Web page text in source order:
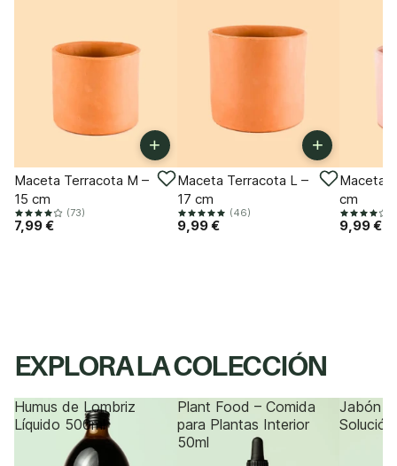
+
Maceta Terracota M –
15 cm
(73)
7,99 €
+
Maceta Terracota L –
17 cm
(46)
9,99 €
Maceta
cm
9,99 €
EXPLORA LA COLECCIÓN
Humus de Lombriz
Líquido 500ml
Plant Food – Comida
para Plantas Interior
50ml
Jabón